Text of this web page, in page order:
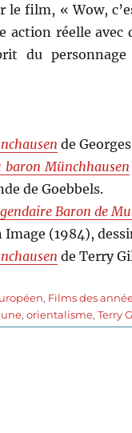
le film, « Wow,
action réelle
du
de
baron Münchhausen
de Goebbels.
Baron de
Image (1984),
de Terry
, Films des
,orientalisme,Terry